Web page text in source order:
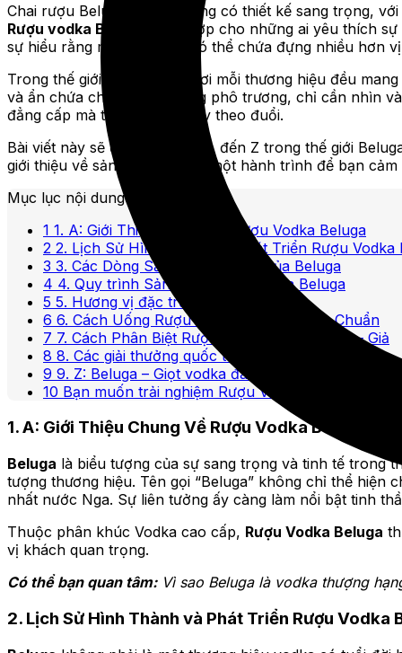
Chai rượu Beluga cũng thường có thiết kế sang trọng,
Rượu vodka Beluga
thích hợp cho những ai yêu thích
sự hiểu rằng một ly Vodka có thể chứa đựng nhiều hơn
Trong thế giới rượu mạnh, nơi mỗi thương hiệu đều
và ẩn chứa chiều sâu. Không phô trương, chỉ cần nhìn
đẳng cấp mà thương hiệu này theo đuổi.
Bài viết này sẽ đưa bạn đi từ A đến Z trong thế giới
giới thiệu về sản phẩm, mà là một hành trình để bạn
Mục lục nội dung
1 1. A: Giới Thiệu Chung Về Rượu Vodka Beluga
2 2. Lịch Sử Hình Thành và Phát Triển Rượu Vodka
3 3. Các Dòng Sản Phẩm Chính Của Beluga
4 4. Quy trình Sản Xuất Rượu Vodka Beluga
5 5. Hương vị đặc trưng
6 6. Cách Uống Rượu Vodka Beluga Đúng Chuẩn
7 7. Cách Phân Biệt Rượu Vodka Beluga Thật – Giả
8 8. Các giải thưởng quốc tế
9 9. Z: Beluga – Giọt vodka đang đợi bạn khám phá
10 Bạn muốn trải nghiệm Rượu Vodka Beluga chính
1. A: Giới Thiệu Chung Về Rượu Vodka Beluga
Beluga là biểu tượng của sự sang trọng và tinh tế trong
tượng thương hiệu. Tên gọi “Beluga” không chỉ thể
nhất nước Nga. Sự liên tưởng ấy càng làm nổi bật tinh
Thuộc phân khúc Vodka cao cấp, Rượu Vodka Beluga
vị khách quan trọng.
Có thể bạn quan tâm:Vì sao Beluga là vodka thượng
2. Lịch Sử Hình Thành và Phát Triển Rượu Vodka